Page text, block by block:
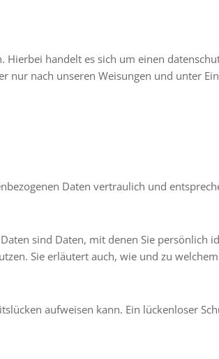
Hierbei handelt es sich um einen
nur nach unseren Weisungen und unter
Daten vertraulich und
sind Daten, mit denen Sie persönlich
Sie erläutert auch, wie und zu
aufweisen kann. Ein lückenloser